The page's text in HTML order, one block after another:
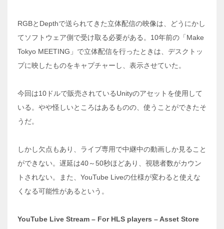
RGBとDepthで送られてきた立体配信の映像は、どうにかし
てソフトウェア側で受け取る必要がある。10年前の「Make
Tokyo MEETING」で立体配信を行ったときは、デスクトッ
プに映したものをキャプチャーし、表示させていた。
今回は10ドルで販売されているUnityのアセットを使用して
いる。やや怪しいところはあるものの、使うことができたそ
うだ。
しかし欠点もあり、ライブ専用で中継中の動画しか見ること
ができない。遅延は40～50秒ほどあり、視聴者数がカウン
トされない。また、YouTube Liveの仕様が変わると使えな
くなる可能性があるという。
YouTube Live Stream – For HLS players – Asset Store